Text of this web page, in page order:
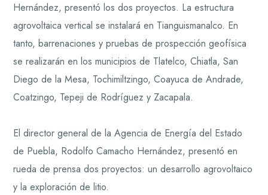
Hernández, presentó los dos proyectos. La estructura
agrovoltaica vertical se instalará en Tianguismanalco. En
tanto, barrenaciones y pruebas de prospección geofísica
se realizarán en los municipios de Tlatelco, Chiatla, San
Diego de la Mesa, Tochimiltzingo, Coayuca de Andrade,
Coatzingo, Tepeji de Rodríguez y Zacapala.
El director general de la Agencia de Energía del Estado
de Puebla, Rodolfo Camacho Hernández, presentó en
rueda de prensa dos proyectos: un desarrollo agrovoltaico
y la exploración de litio.